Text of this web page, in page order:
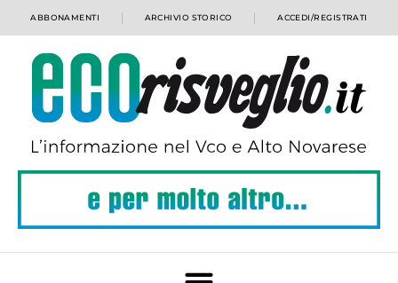
ABBONAMENTI ARCHIVIO STORICO ACCEDI/REGISTRATI